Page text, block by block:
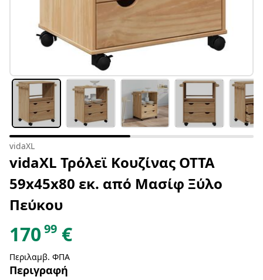
vidaXL
vidaXL Τρόλεϊ Κουζίνας OTTA
59x45x80 εκ. από Μασίφ Ξύλο
Πεύκου
17099 €
Περιλαμβ. ΦΠΑ
Περιγραφή